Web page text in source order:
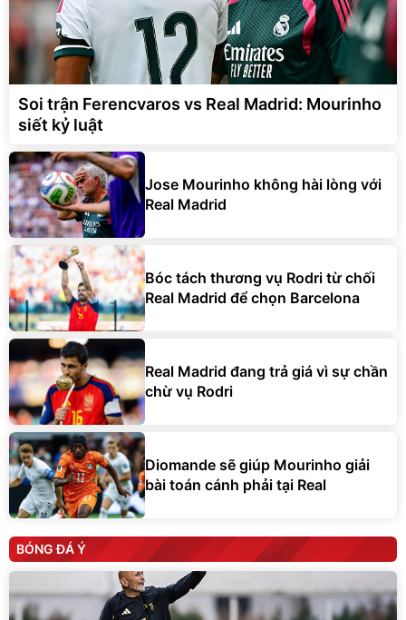
Soi trận Ferencvaros vs Real Madrid: Mourinho
siết kỷ luật
Jose Mourinho không hài lòng với
Real Madrid
Bóc tách thương vụ Rodri từ chối
Real Madrid để chọn Barcelona
Real Madrid đang trả giá vì sự chần
chừ vụ Rodri
Diomande sẽ giúp Mourinho giải
bài toán cánh phải tại Real
BÓNG ĐÁ Ý